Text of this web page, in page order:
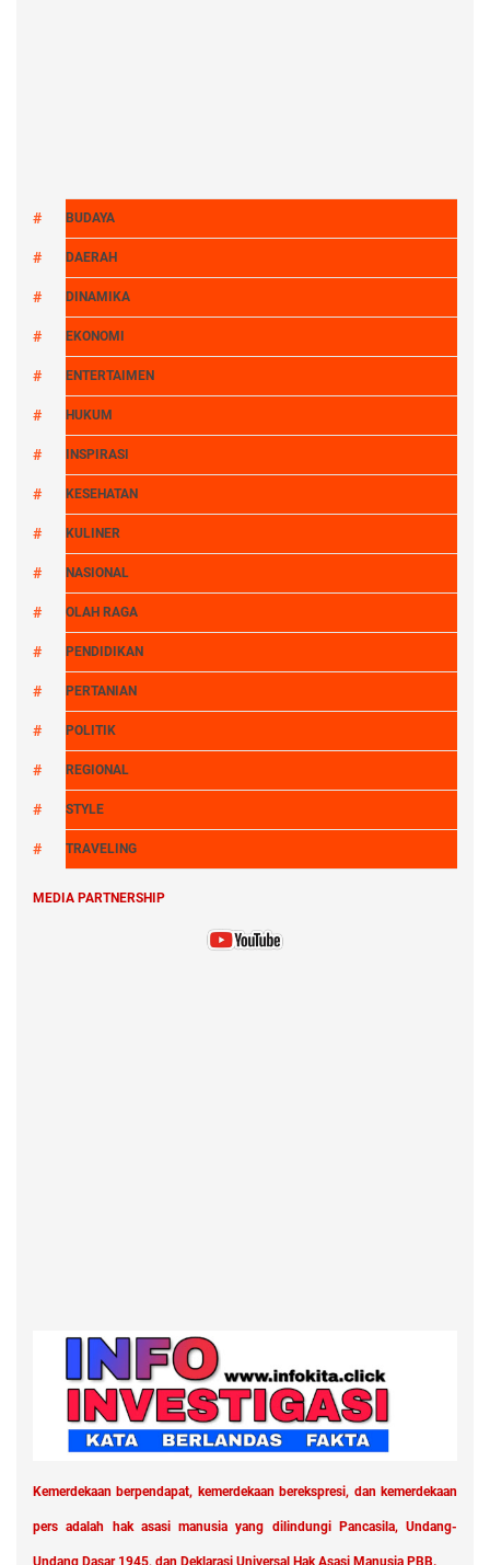
BUDAYA
DAERAH
DINAMIKA
EKONOMI
ENTERTAIMEN
HUKUM
INSPIRASI
KESEHATAN
KULINER
NASIONAL
OLAH RAGA
PENDIDIKAN
PERTANIAN
POLITIK
REGIONAL
STYLE
TRAVELING
MEDIA PARTNERSHIP
Kemerdekaan berpendapat, kemerdekaan berekspresi, dan kemerdekaan
pers adalah hak asasi manusia yang dilindungi Pancasila, Undang-
Undang Dasar 1945, dan Deklarasi Universal Hak Asasi Manusia PBB.